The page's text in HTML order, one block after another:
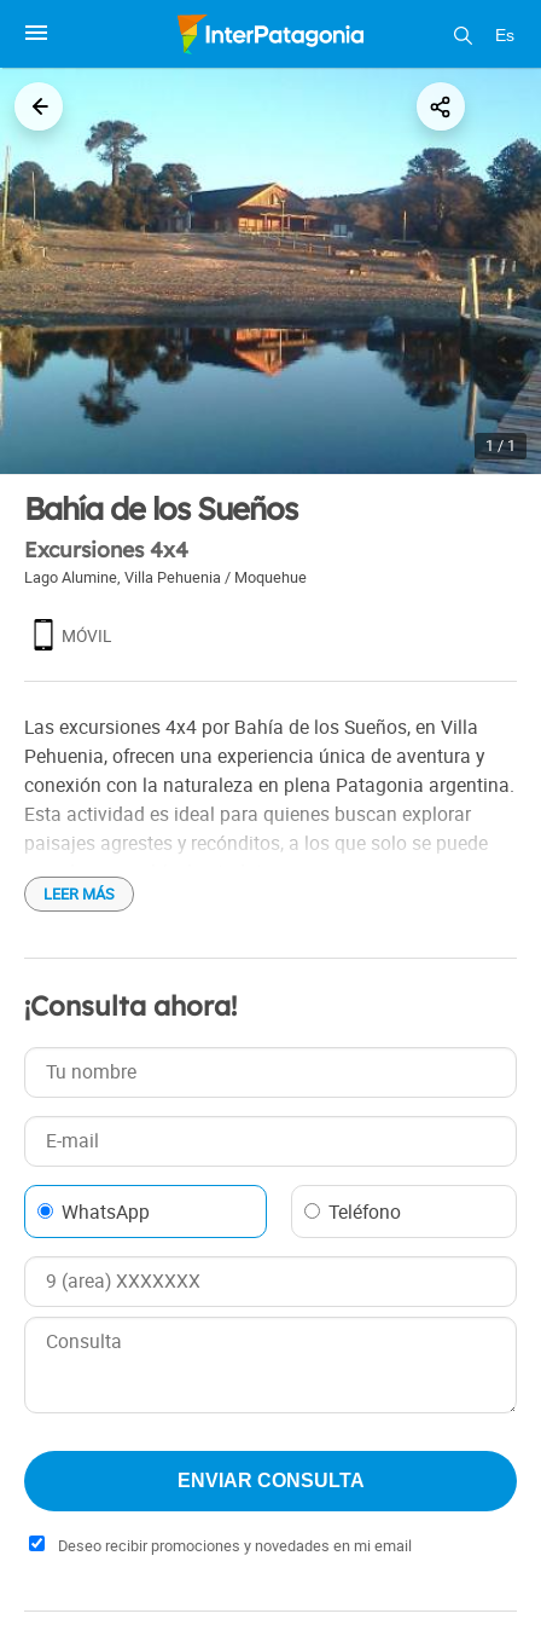
Es
1 / 1
Bahía de los Sueños
Excursiones 4x4
Lago Alumine, Villa Pehuenia / Moquehue
MÓVIL
Las excursiones 4x4 por Bahía de los Sueños, en Villa
Pehuenia, ofrecen una experiencia única de aventura y
conexión con la naturaleza en plena Patagonia argentina.
Esta actividad es ideal para quienes buscan explorar
paisajes agrestes y recónditos, a los que solo se puede
acceder con vehículos todoterreno.
LEER MÁS
¡Consulta ahora!
WhatsApp Teléfono
Deseo recibir promociones y novedades en mi email